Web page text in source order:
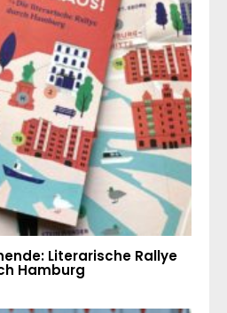
Literarische Rallye
Hamburg